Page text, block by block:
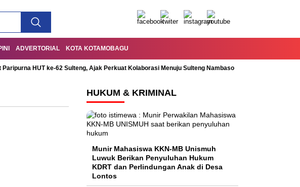
ADVERTORIAL KOTA KOTAMOBAGU
HUT ke-62 Sulteng, Ajak Perkuat Kolaborasi Menuju Sulteng Nambaso
HUKUM & KRIMINAL
Munir Mahasiswa KKN-MB Unismuh
Luwuk Berikan Penyuluhan Hukum
KDRT dan Perlindungan Anak di Desa
Lontos